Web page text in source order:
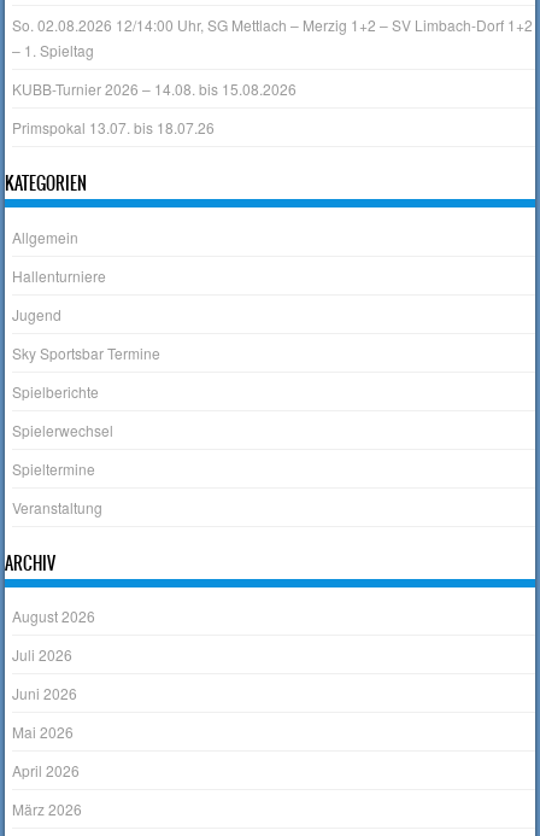
So. 02.08.2026 12/14:00 Uhr, SG Mettlach – Merzig 1+2 – SV Limbach-Dorf 1+2
– 1. Spieltag
KUBB-Turnier 2026 – 14.08. bis 15.08.2026
Primspokal 13.07. bis 18.07.26
KATEGORIEN
Allgemein
Hallenturniere
Jugend
Sky Sportsbar Termine
Spielberichte
Spielerwechsel
Spieltermine
Veranstaltung
ARCHIV
August 2026
Juli 2026
Juni 2026
Mai 2026
April 2026
März 2026